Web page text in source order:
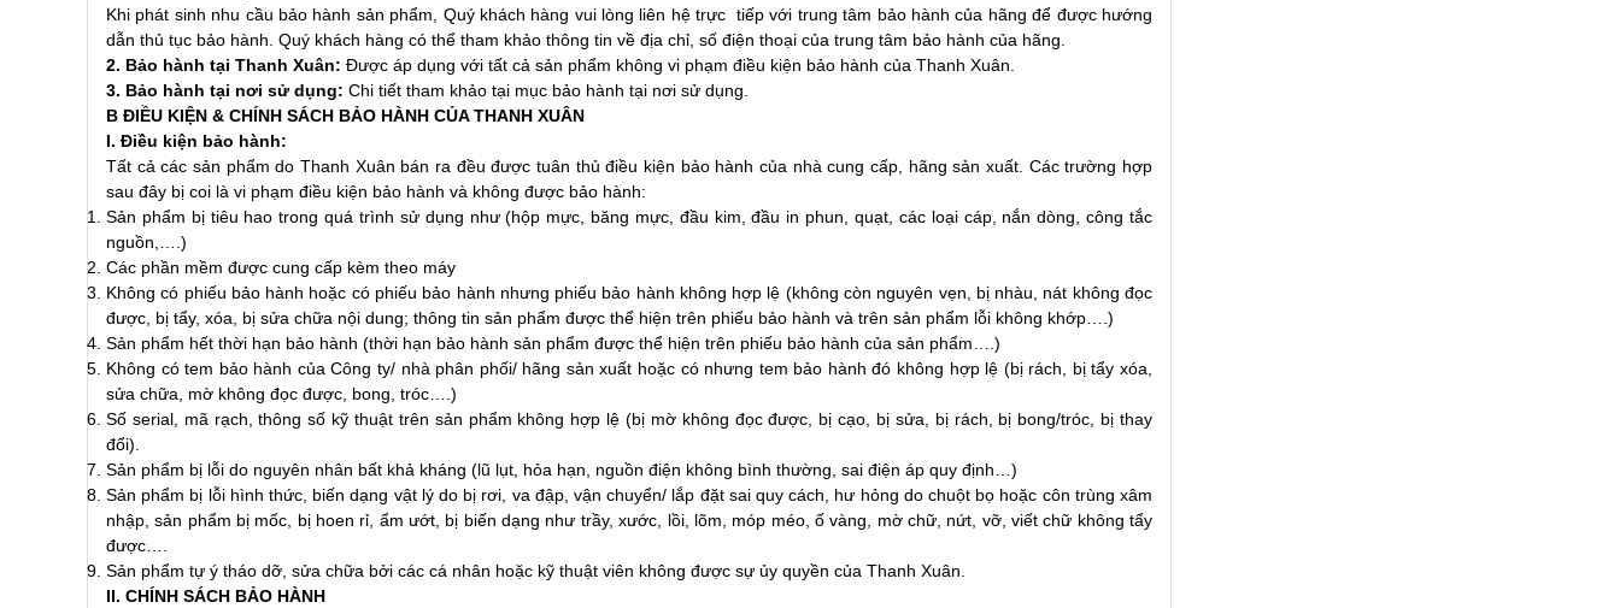
Khi phát sinh nhu cầu bảo hành sản phẩm, Quý khách hàng vui lòng liên hệ trực tiếp với trung tâm bảo hành của hãng để được hướng
dẫn thủ tục bảo hành. Quý khách hàng có thể tham khảo thông tin về địa chỉ, số điện thoại của trung tâm bảo hành của hãng.
2. Bảo hành tại Thanh Xuân: Được áp dụng với tất cả sản phẩm không vi phạm điều kiện bảo hành của Thanh Xuân.
3. Bảo hành tại nơi sử dụng: Chi tiết tham khảo tại mục bảo hành tại nơi sử dụng.
B ĐIỀU KIỆN & CHÍNH SÁCH BẢO HÀNH CỦA THANH XUÂN
I. Điều kiện bảo hành:
Tất cả các sản phẩm do Thanh Xuân bán ra đều được tuân thủ điều kiện bảo hành của nhà cung cấp, hãng sản xuất. Các trường hợp
sau đây bị coi là vi phạm điều kiện bảo hành và không được bảo hành:
Sản phẩm bị tiêu hao trong quá trình sử dụng như (hộp mực, băng mực, đầu kim, đầu in phun, quạt, các loại cáp, nắn dòng, công tắc
nguồn,….)
Các phần mềm được cung cấp kèm theo máy
Không có phiếu bảo hành hoặc có phiếu bảo hành nhưng phiếu bảo hành không hợp lệ (không còn nguyên vẹn, bị nhàu, nát không đọc
được, bị tẩy, xóa, bị sửa chữa nội dung; thông tin sản phẩm được thể hiện trên phiếu bảo hành và trên sản phẩm lỗi không khớp….)
Sản phẩm hết thời hạn bảo hành (thời hạn bảo hành sản phẩm được thể hiện trên phiếu bảo hành của sản phẩm….)
Không có tem bảo hành của Công ty/ nhà phân phối/ hãng sản xuất hoặc có nhưng tem bảo hành đó không hợp lệ (bị rách, bị tẩy xóa,
sửa chữa, mờ không đọc được, bong, tróc….)
Số serial, mã rạch, thông số kỹ thuật trên sản phẩm không hợp lệ (bị mờ không đọc được, bị cạo, bị sửa, bị rách, bị bong/tróc, bị thay
đổi).
Sản phẩm bị lỗi do nguyên nhân bất khả kháng (lũ lụt, hỏa hạn, nguồn điện không bình thường, sai điện áp quy định…)
Sản phẩm bị lỗi hình thức, biến dạng vật lý do bị rơi, va đập, vận chuyển/ lắp đặt sai quy cách, hư hỏng do chuột bọ hoặc côn trùng xâm
nhập, sản phẩm bị mốc, bị hoen rỉ, ẩm ướt, bị biến dạng như trầy, xước, lồi, lõm, móp méo, ố vàng, mờ chữ, nứt, vỡ, viết chữ không tẩy
được….
Sản phẩm tự ý tháo dỡ, sửa chữa bởi các cá nhân hoặc kỹ thuật viên không được sự ủy quyền của Thanh Xuân.
II. CHÍNH SÁCH BẢO HÀNH